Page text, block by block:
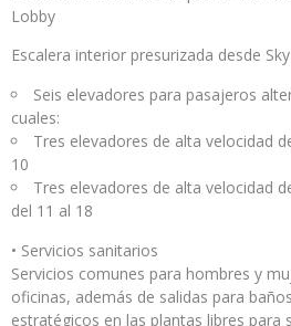
Lobby
Escalera interior presurizada desde
Seis elevadores para pasajeros
cuales:
Tres elevadores de alta velocidad
10
Tres elevadores de alta velocidad
del 11 al 18
• Servicios sanitarios
Servicios comunes para hombres y
oficinas, además de salidas para
estratégicos en las plantas libres para